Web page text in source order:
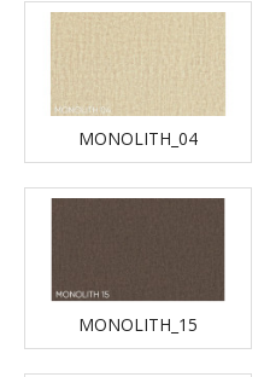
MONOLITH_04
MONOLITH_15